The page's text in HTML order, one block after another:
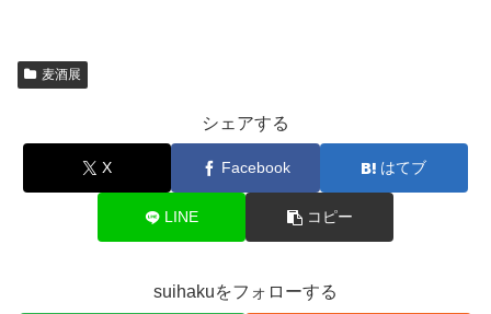
麦酒展
シェアする
X Facebook はてブ
LINE コピー
suihakuをフォローする